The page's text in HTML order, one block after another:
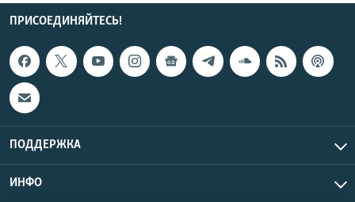
ПРИСОЕДИНЯЙТЕСЬ!
ПОДДЕРЖКА
ИНФО